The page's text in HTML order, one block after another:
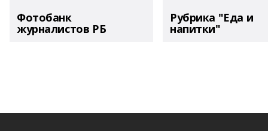
Фотобанк
журналистов РБ
Рубрика "Еда и
напитки"